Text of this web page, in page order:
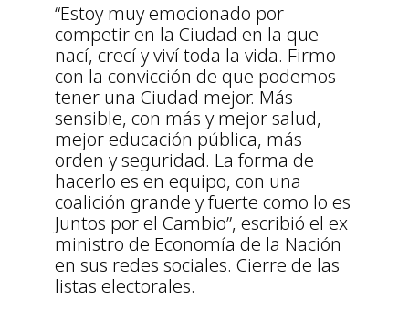
“Estoy muy emocionado por
competir en la Ciudad en la que
nací, crecí y viví toda la vida. Firmo
con la convicción de que podemos
tener una Ciudad mejor. Más
sensible, con más y mejor salud,
mejor educación pública, más
orden y seguridad. La forma de
hacerlo es en equipo, con una
coalición grande y fuerte como lo es
Juntos por el Cambio”, escribió el ex
ministro de Economía de la Nación
en sus redes sociales. Cierre de las
listas electorales.